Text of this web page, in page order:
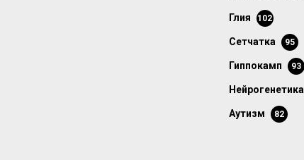
глия 102
сетчатка 95
гиппокамп 93
нейрогенетика
аутизм 82